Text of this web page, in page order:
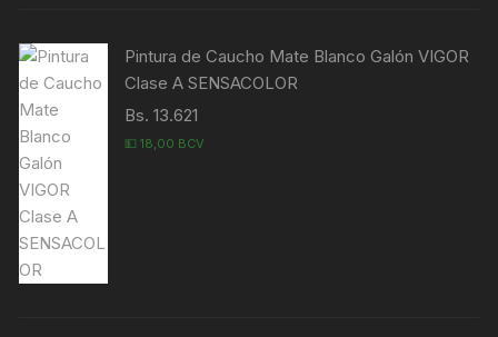
Pintura de Caucho Mate Blanco Galón VIGOR
Clase A SENSACOLOR
Bs. 13.621
💵 18,00 BCV